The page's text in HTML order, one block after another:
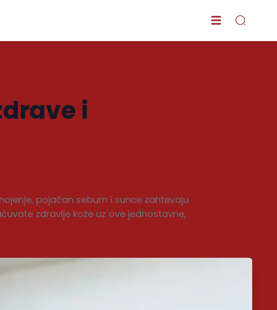
i
pojačan sebum i sunce zahtevaju
zdravlje kože uz ove jednostavne,